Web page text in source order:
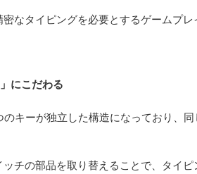
なタイピングを必要とするゲームプレ
にこだわる
のキーが独立した構造になっており、
チの部品を取り替えることで、タイ